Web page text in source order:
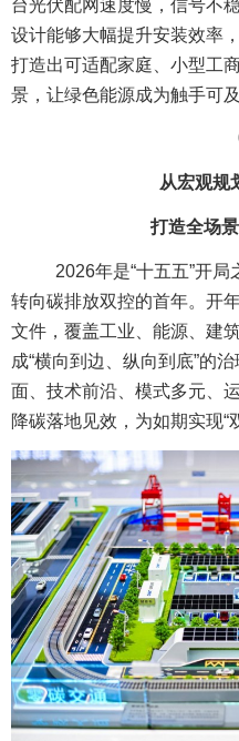
台光伏配网速度慢，信号不
设计能够大幅提升安装效率
打造出可适配家庭、小型工
景，让绿色能源成为触手可及
从宏观规
打造全场
2026年是“十五五”开局
转向碳排放双控的首年。开
文件，覆盖工业、能源、建
成“横向到边、纵向到底”的
面、技术前沿、模式多元、
降碳落地见效，为如期实现“